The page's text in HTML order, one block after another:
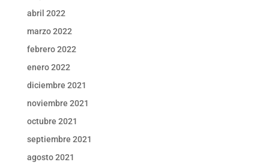
abril 2022
marzo 2022
febrero 2022
enero 2022
diciembre 2021
noviembre 2021
octubre 2021
septiembre 2021
agosto 2021